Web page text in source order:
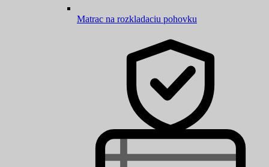
Matrac na rozkladaciu pohovku